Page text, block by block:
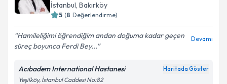
İstanbul, Bakırköy
5 (8 Değerlendirme)
Hamileliğimi öğrendiğim andan doğuma kadar geçen
süreç boyunca Ferdi Bey...
Devamı
Acıbadem International Hastanesi Haritada Göster
Yeşilköy, İstanbul Caddesi No:82